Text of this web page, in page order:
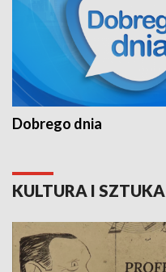
Dobrego dnia
KULTURA I SZTUKA